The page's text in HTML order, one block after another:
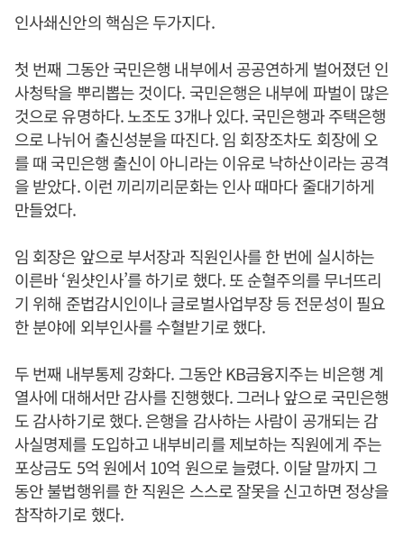
인사쇄신안의 핵심은 두가지다.
첫 번째 그동안 국민은행 내부에서 공공연하게 벌어졌던 인
사청탁을 뿌리뽑는 것이다. 국민은행은 내부에 파벌이 많은
것으로 유명하다. 노조도 3개나 있다. 국민은행과 주택은행
으로 나뉘어 출신성분을 따진다. 임 회장조차도 회장에 오
를 때 국민은행 출신이 아니라는 이유로 낙하산이라는 공격
을 받았다. 이런 끼리끼리문화는 인사 때마다 줄대기하게
만들었다.
임 회장은 앞으로 부서장과 직원인사를 한 번에 실시하는
이른바 ‘원샷인사’를 하기로 했다. 또 순혈주의를 무너뜨리
기 위해 준법감시인이나 글로벌사업부장 등 전문성이 필요
한 분야에 외부인사를 수혈받기로 했다.
두 번째 내부통제 강화다. 그동안 KB금융지주는 비은행 계
열사에 대해서만 감사를 진행했다. 그러나 앞으로 국민은행
도 감사하기로 했다. 은행을 감사하는 사람이 공개되는 감
사실명제를 도입하고 내부비리를 제보하는 직원에게 주는
포상금도 5억 원에서 10억 원으로 늘렸다. 이달 말까지 그
동안 불법행위를 한 직원은 스스로 잘못을 신고하면 정상을
참작하기로 했다.